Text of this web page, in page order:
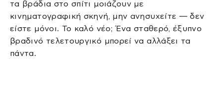
τα βράδια στο σπίτι μοιάζουν με
κινηματογραφική σκηνή, μην ανησυχείτε — δεν
είστε μόνοι. Το καλό νέο; Ένα σταθερό, έξυπνο
βραδινό τελετουργικό μπορεί να αλλάξει τα
πάντα.